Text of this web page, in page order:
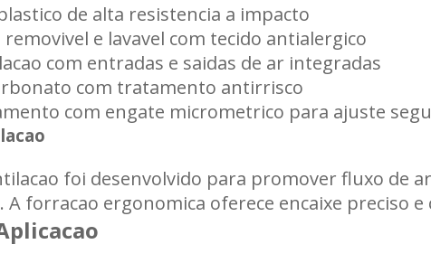
de alta resistencia a impacto
e lavavel com tecido antialergico
com entradas e saidas de ar integradas
com tratamento antirrisco
com engate micrometrico para ajuste
foi desenvolvido para promover fluxo de
forracao ergonomica oferece encaixe preciso